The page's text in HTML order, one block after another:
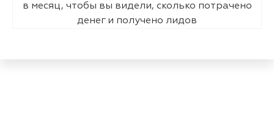
в месяц, чтобы вы видели, сколько потрачено
денег и получено лидов